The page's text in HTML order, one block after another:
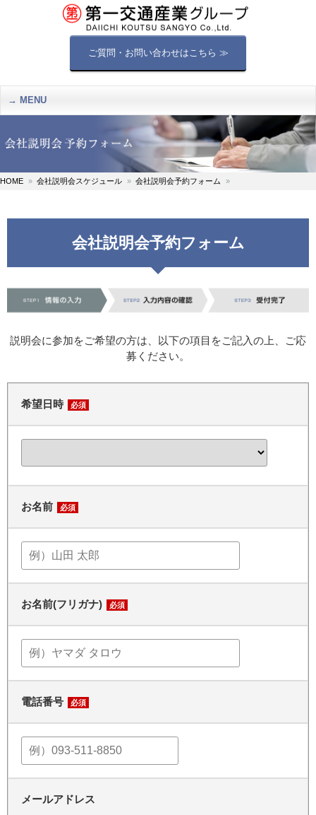
ご質問・お問い合わせはこちら ≫
MENU
HOME 会社説明会スケジュール 会社説明会予約フォーム
会社説明会予約フォーム
説明会に参加をご希望の方は、以下の項目をご記入の上、ご応
募ください。
希望日時 必須
お名前 必須
お名前(フリガナ) 必須
電話番号 必須
メールアドレス